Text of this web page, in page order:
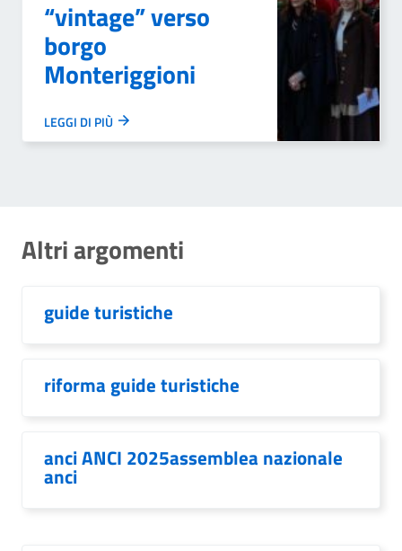
“vintage” verso
borgo
Monteriggioni
LEGGI DI PIÙ
Altri argomenti
guide turistiche
riforma guide turistiche
anci ANCI 2025assemblea nazionale
anci